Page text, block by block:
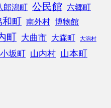
郎潟町 公民館 六郷町
和町 南外村 博物館
町 大曲市 大森町 大潟村
小坂町 山内村 山本町